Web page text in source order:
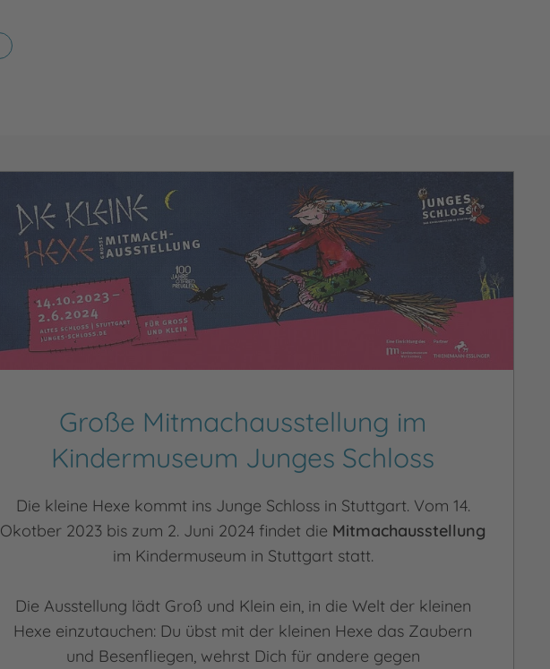
Große Mitmachausstellung im
Kindermuseum Junges Schloss
Die kleine Hexe kommt ins Junge Schloss in Stuttgart. Vom 14.
Okotber 2023 bis zum 2. Juni 2024 findet die Mitmachausstellung
im Kindermuseum in Stuttgart statt.
Die Ausstellung lädt Groß und Klein ein, in die Welt der kleinen
Hexe einzutauchen: Du übst mit der kleinen Hexe das Zaubern
und Besenfliegen, wehrst Dich für andere gegen